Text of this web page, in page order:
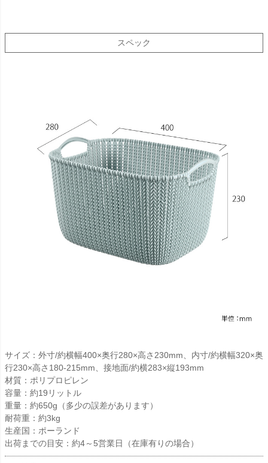
スペック
サイズ：外寸/約横幅400×奥行280×高さ230mm、内寸/約横幅320×奥
行230×高さ180-215mm、接地面/約横283×縦193mm
材質：ポリプロピレン
容量：約19リットル
重量：約650g（多少の誤差があります）
耐荷重：約3kg
生産国：ポーランド
出荷までの目安：約4～5営業日（在庫有りの場合）